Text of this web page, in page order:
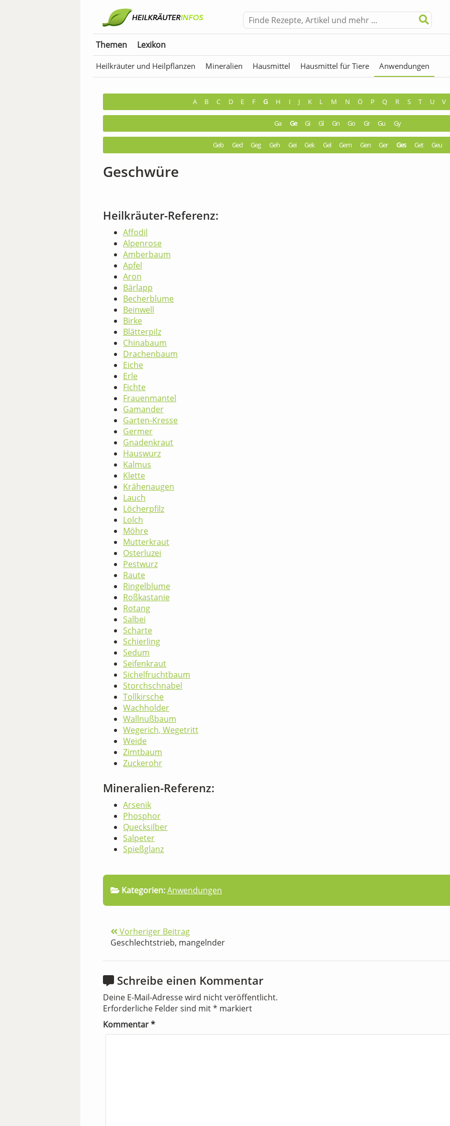
Themen Lexikon
Heilkräuter und Heilpflanzen Mineralien Hausmittel Hausmittel für Tiere Anwendungen
A B C D E F G H I J K L M N Ö P Q R S T U V
Ga Ge Gi Gl Gn Go Gr Gu Gy
Geb Ged Geg Geh Gei Gek Gel Gem Gen Ger Ges Get Geu
Geschwüre
Heilkräuter-Referenz:
Affodil
Alpenrose
Amberbaum
Apfel
Aron
Bärlapp
Becherblume
Beinwell
Birke
Blätterpilz
Chinabaum
Drachenbaum
Eiche
Erle
Fichte
Frauenmantel
Gamander
Garten-Kresse
Germer
Gnadenkraut
Hauswurz
Kalmus
Klette
Krähenaugen
Lauch
Löcherpfilz
Lolch
Möhre
Mutterkraut
Osterluzei
Pestwurz
Raute
Ringelblume
Roßkastanie
Rotang
Salbei
Scharte
Schierling
Sedum
Seifenkraut
Sichelfruchtbaum
Storchschnabel
Tollkirsche
Wachholder
Wallnußbaum
Wegerich, Wegetritt
Weide
Zimtbaum
Zuckerohr
Mineralien-Referenz:
Arsenik
Phosphor
Quecksilber
Salpeter
Spießglanz
Kategorien:Anwendungen
Vorheriger Beitrag
Geschlechtstrieb, mangelnder
Schreibe einen Kommentar
Deine E-Mail-Adresse wird nicht veröffentlicht.
Erforderliche Felder sind mit* markiert
Kommentar*